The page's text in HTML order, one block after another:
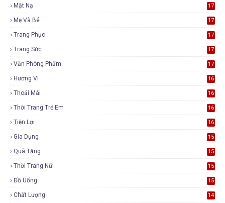
Mặt Nạ 17
Mẹ Và Bé 17
Trang Phục 17
Trang Sức 17
Văn Phòng Phẩm 17
Hương Vị 16
Thoải Mái 16
Thời Trang Trẻ Em 16
Tiện Lợi 16
Gia Dụng 15
Quà Tặng 15
Thời Trang Nữ 15
Đồ Uống 15
Chất Lượng 14